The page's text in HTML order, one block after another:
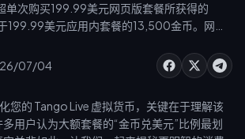
单次购买199.99美元网页版套餐所获得的
199.99美元应用内套餐的13,500金币。网页
折扣和2026年斋月排行榜返利进一步实现价
07/04
您的 Tango Live 虚拟货币，关键在于理解该
用户认为大额套餐的“金币兑美元”比例最划